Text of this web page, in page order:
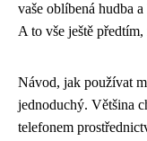
vaše oblíbená hudba
A to vše ještě předtím,
Návod, jak používat
jednoduchý. Většina
telefonem